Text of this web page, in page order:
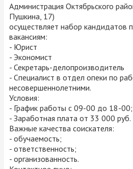
Администрация Октябрьского
Пушкина, 17)
осуществляет набор кандидатов
вакансиям:
- Юрист
- Экономист
- Секретарь-делопроизводитель
- Специалист в отдел опеки по
несовершеннолетними.
Условия:
- График работы с 09-00 до 18-00;
- Заработная плата от 33 000 руб.
Важные качества соискателя:
- обучаемость;
- ответственность;
- организованность.